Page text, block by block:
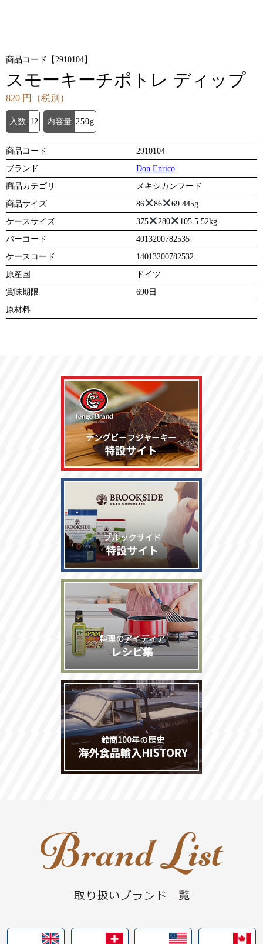
商品コード【2910104】
スモーキーチポトレ ディップ
820 円（税別）
入数 12 内容量 250g
商品コード
2910104
ブランド
Don Enrico
商品カテゴリ
メキシカンフード
商品サイズ
86 86
69 445g
ケースサイズ
375 280
105 5.52kg
バーコード
4013200782535
ケースコード
14013200782532
原産国
ドイツ
賞味期限
690日
原材料